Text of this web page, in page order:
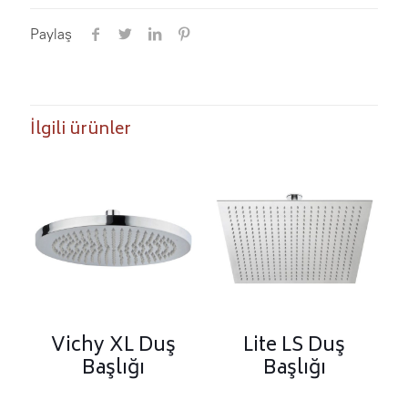
Paylaş
İlgili ürünler
Vichy XL Duş
Başlığı
Lite LS Duş
Başlığı